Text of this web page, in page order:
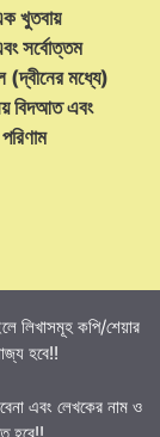
খুতবায়
সর্বোত্তম
(দ্বীনের মধ্যে)
বিদআত এবং
লিখাসমূহ কপি/শেয়ার
হবে!!
এবং লেখকের নাম ও
হবে!!